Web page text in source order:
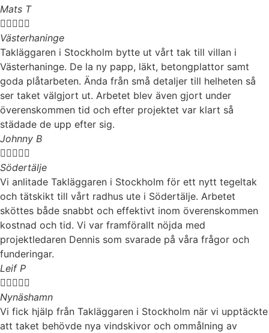
Mats T

Västerhaninge
Takläggaren i Stockholm bytte ut vårt tak till villan i
Västerhaninge. De la ny papp, läkt, betongplattor samt
goda plåtarbeten. Ända från små detaljer till helheten så
ser taket välgjort ut. Arbetet blev även gjort under
överenskommen tid och efter projektet var klart så
städade de upp efter sig.
Johnny B

Södertälje
Vi anlitade Takläggaren i Stockholm för ett nytt tegeltak
och tätskikt till vårt radhus ute i Södertälje. Arbetet
sköttes både snabbt och effektivt inom överenskommen
kostnad och tid. Vi var framförallt nöjda med
projektledaren Dennis som svarade på våra frågor och
funderingar.
Leif P

Nynäshamn
Vi fick hjälp från Takläggaren i Stockholm när vi upptäckte
att taket behövde nya vindskivor och ommålning av